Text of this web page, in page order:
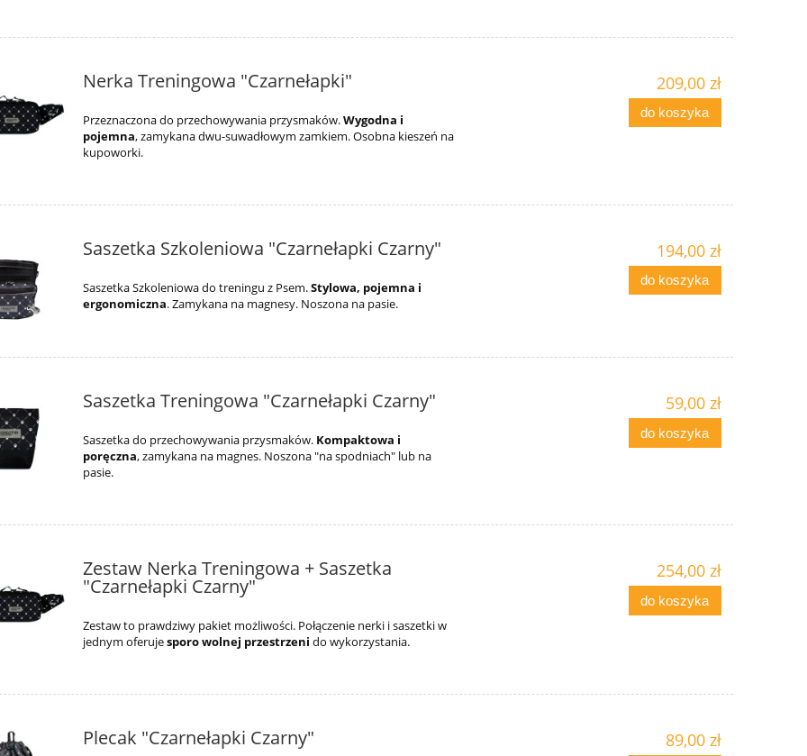
Nerka Treningowa "Czarnełapki"
Przeznaczona do przechowywania przysmaków.Wygodna i
pojemna, zamykana dwu-suwadłowym zamkiem. Osobna kieszeń na
kupoworki.
209,00 zł
do koszyka
Saszetka Szkoleniowa "Czarnełapki Czarny"
Saszetka Szkoleniowa do treningu z Psem.Stylowa, pojemna i
ergonomiczna. Zamykana na magnesy. Noszona na pasie.
194,00 zł
do koszyka
Saszetka Treningowa "Czarnełapki Czarny"
Saszetka do przechowywania przysmaków. Kompaktowa i
poręczna, zamykana na magnes. Noszona "na spodniach" lub na
pasie.
59,00 zł
do koszyka
Zestaw Nerka Treningowa + Saszetka
"Czarnełapki Czarny"
Zestaw to prawdziwy pakiet możliwości. Połączenie nerki i saszetki w
jednym oferujesporo wolnej przestrzeni do wykorzystania.
254,00 zł
do koszyka
Plecak "Czarnełapki Czarny" 89,00 zł